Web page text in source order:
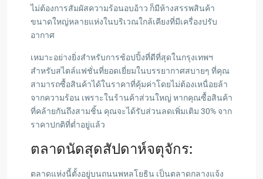
ไม่ต้องการสัมผัสความร้อนอบอ้าว ก็มีห้างสรรพสินค้า
ขนาดใหญ่หลายแห่งในบริเวณใกล้เคียงที่มีเครื่องปรับ
อากาศ
เหมาะอย่างยิ่งสำหรับการช้อปปิ้งที่ดีที่สุดในกรุงเทพฯ
สำหรับสไตล์แฟชั่นที่ยอดเยี่ยมในบรรยากาศสบายๆ ที่คุณ
สามารถซื้อสินค้าได้ในราคาที่คุ้มค่าโดยไม่ต้องเหนื่อยล้า
จากความร้อน เพราะในร้านค้าส่วนใหญ่ หากคุณซื้อสินค้า
ที่คล้ายกันถึงสามชิ้น คุณจะได้รับส่วนลดเพิ่มเติม 30% จาก
ราคาปกติที่ต่ำอยู่แล้ว
ตลาดนัดสุดสัปดาห์จตุจักร:
ตลาดแห่งนี้ตั้งอยู่บนถนนพหลโยธิน เป็นตลาดกลางแจ้ง